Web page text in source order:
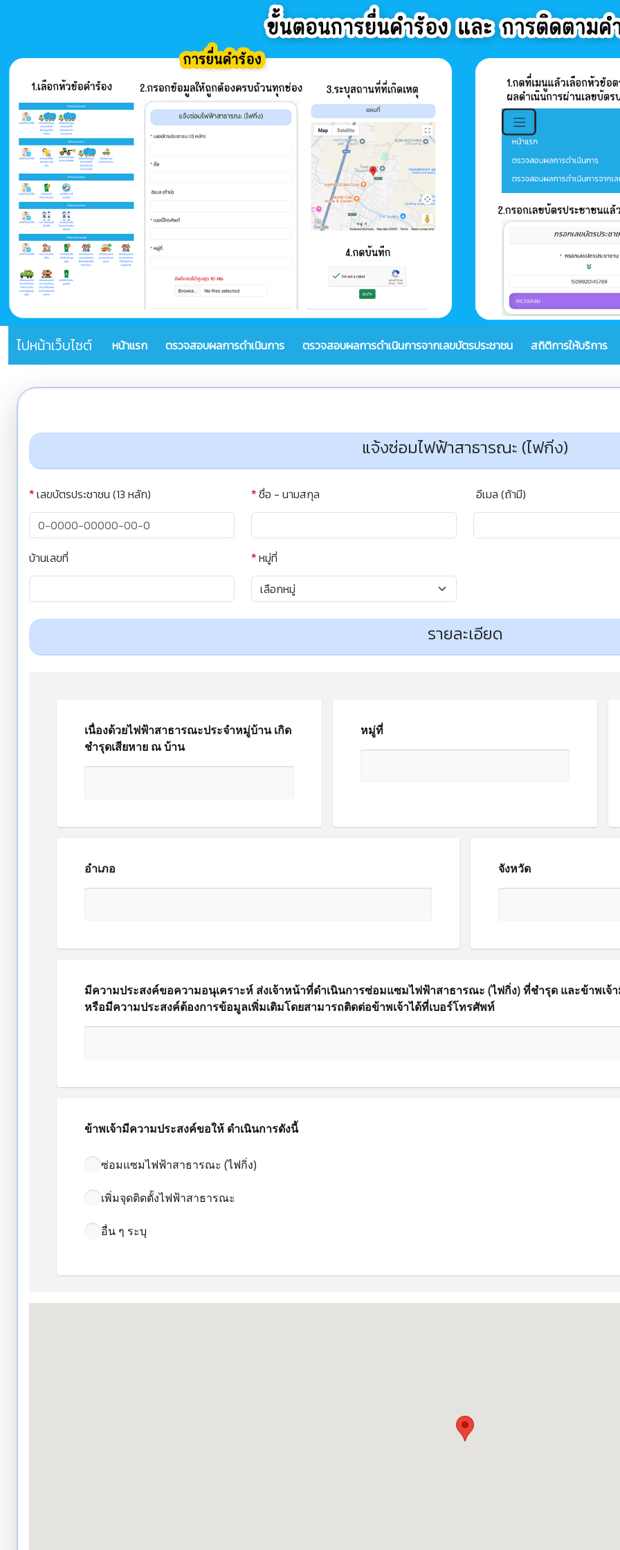
ไปหน้าเว็บไซต์ หน้าแรก ตรวจสอบผลการดำเนินการ ตรวจสอบผลการดำเนินการจากเลขบัตรประชาชน สถิติการให้บริการ
แจ้งซ่อมไฟฟ้าสาธารณะ (ไฟกิ่ง)
*เลขบัตรประชาชน (13 หลัก) *ชื่อ - นามสกุล อีเมล (ถ้ามี)
บ้านเลขที่ *หมู่ที่
รายละเอียด
เนื่องด้วยไฟฟ้าสาธารณะประจำหมู่บ้าน เกิด
ชำรุดเสียหาย ณ บ้าน
หมู่ที่
อำเภอ จังหวัด
มีความประสงค์ขอความอนุเคราะห์ ส่งเจ้าหน้าที่ดำเนินการซ่อมแซมไฟฟ้าสาธารณะ (ไฟกิ่ง) ที่ชำรุด และข้าพเ
หรือมีความประสงค์ต้องการข้อมูลเพิ่มเติมโดยสามารถติดต่อข้าพเจ้าได้ที่เบอร์โทรศัพท์
ข้าพเจ้ามีความประสงค์ขอให้ ดำเนินการดังนี้
ซ่อมแซมไฟฟ้าสาธารณะ (ไฟกิ่ง)
เพิ่มจุดติดตั้งไฟฟ้าสาธารณะ
อื่น ๆ ระบุ